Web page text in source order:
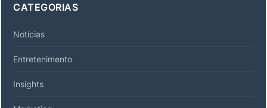
CATEGORIAS
Notícias
Entretenimento
Insights